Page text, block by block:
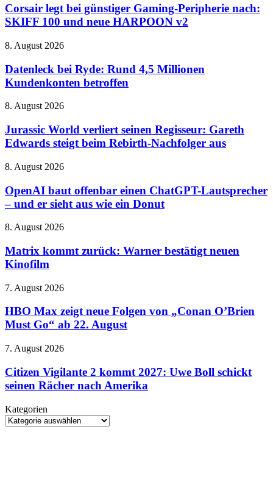
charmant
und
etwas
sehr
von
gestern
bei
günstiger
Gaming-
nach:
100
und
HARPOON
Corsair legt bei günstiger Gaming-Peripherie nach:
SKIFF 100 und neue HARPOON v2
Datenleck
Ryde:
Rund
4,5
Kundenkonten
8. August 2026
Datenleck bei Ryde: Rund 4,5 Millionen
Kundenkonten betroffen
Jurassic
verliert
seinen
Regisseur:
Edwards
beim
Rebirth-
aus
8. August 2026
Jurassic World verliert seinen Regisseur: Gareth
Edwards steigt beim Rebirth-Nachfolger aus
OpenAI
offenbar
einen
ChatGPT-
–
er
sieht
wie
Donut
8. August 2026
OpenAI baut offenbar einen ChatGPT-Lautsprecher
– und er sieht aus wie ein Donut
Matrix
zurück:
Warner
bestätigt
Kinofilm
8. August 2026
Matrix kommt zurück: Warner bestätigt neuen
Kinofilm
HBO
zeigt
neue
Folgen
„Conan
Must
Go“
22.
August
7. August 2026
HBO Max zeigt neue Folgen von „Conan O’Brien
Must Go“ ab 22. August
Citizen
2
kommt
2027:
Boll
schickt
7. August 2026
Citizen Vigilante 2 kommt 2027: Uwe Boll schickt
seinen Rächer nach Amerika
Kategorien
Kategorien